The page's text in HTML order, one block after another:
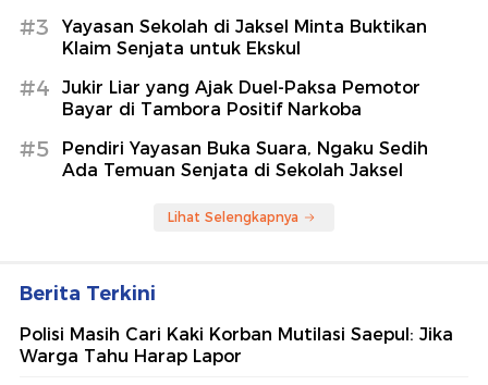
#3
Yayasan Sekolah di Jaksel Minta Buktikan
Klaim Senjata untuk Ekskul
#4
Jukir Liar yang Ajak Duel-Paksa Pemotor
Bayar di Tambora Positif Narkoba
#5
Pendiri Yayasan Buka Suara, Ngaku Sedih
Ada Temuan Senjata di Sekolah Jaksel
Lihat Selengkapnya
Berita Terkini
Polisi Masih Cari Kaki Korban Mutilasi Saepul: Jika
Warga Tahu Harap Lapor